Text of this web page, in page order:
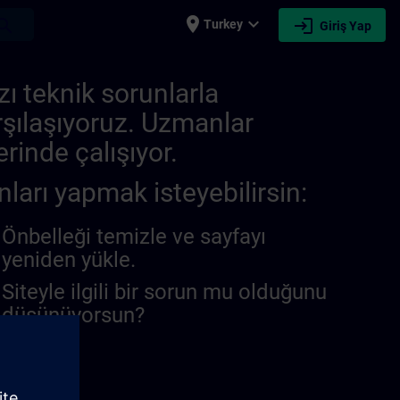
place Turkey expand_more login Giriş Yap
teknik sorunlarla
Uzmanlar
çalışıyor.
yapmak isteyebilirsin:
Önbelleği temizle ve sayfayı
yeniden yükle.
Siteyle ilgili bir sorun mu olduğunu
düşünüyorsun?